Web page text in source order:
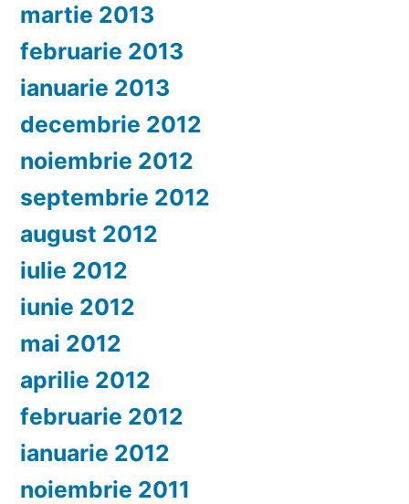
martie 2013
februarie 2013
ianuarie 2013
decembrie 2012
noiembrie 2012
septembrie 2012
august 2012
iulie 2012
iunie 2012
mai 2012
aprilie 2012
februarie 2012
ianuarie 2012
noiembrie 2011